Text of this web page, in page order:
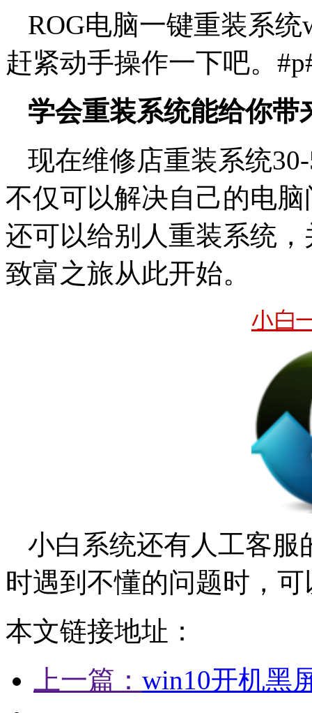
ROG电脑一键重装系
赶紧动手操作一下吧。
学会重装系统能给你带
现在维修店重装系统
不仅可以解决自己的电
还可以给别人重装系统
致富之旅从此开始。
小白系统还有人工客服
时遇到不懂的问题时，
本文链接地址：
上一篇： win10开机黑